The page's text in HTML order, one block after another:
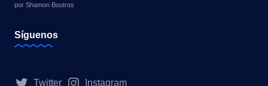
por Shamon Boutros
Síguenos
Twitter Instagram